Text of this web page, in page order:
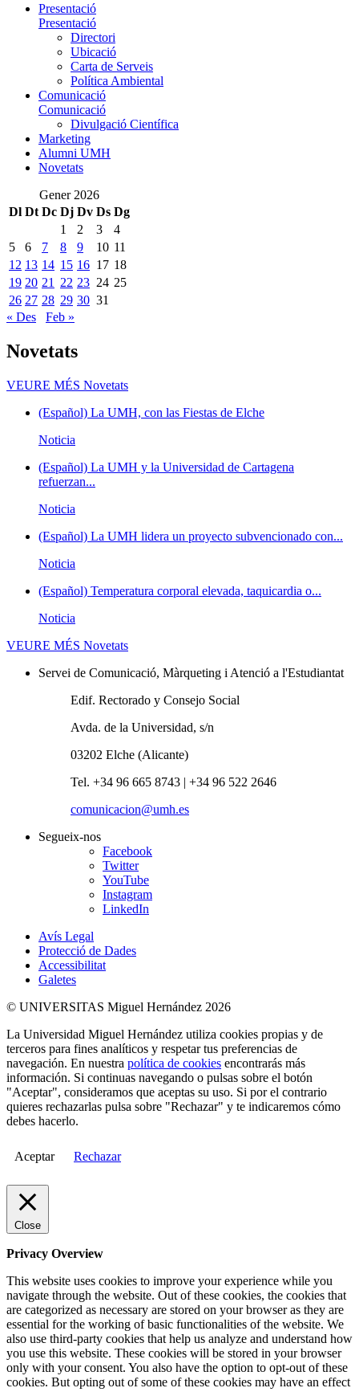
Presentació
Presentació
Directori
Ubicació
Carta de Serveis
Política Ambiental
Comunicació
Comunicació
Divulgació Científica
Marketing
Alumni UMH
Novetats
Gener 2026
Dl Dt Dc Dj Dv Ds Dg
1
2 3
4
5
6 7 8 9 10 11
12 13 14 15 16 17 18
19 20 21 22 23 24 25
26 27 28 29 30 31
« Des
Feb »
Novetats
VEURE MÉS Novetats
(Español) La UMH, con las Fiestas de Elche
Noticia
(Español) La UMH y la Universidad de Cartagena
refuerzan...
Noticia
(Español) La UMH lidera un proyecto subvencionado con...
Noticia
(Español) Temperatura corporal elevada, taquicardia o...
Noticia
VEURE MÉS Novetats
Servei de Comunicació, Màrqueting i Atenció a l'Estudiantat
Edif. Rectorado y Consejo Social
Avda. de la Universidad, s/n
03202 Elche (Alicante)
Tel. +34 96 665 8743 | +34 96 522 2646
comunicacion@umh.es
Segueix-nos
Facebook
Twitter
YouTube
Instagram
LinkedIn
Avís Legal
Protecció de Dades
Accessibilitat
Galetes
© UNIVERSITAS Miguel Hernández 2026
La Universidad Miguel Hernández utiliza cookies propias y de
terceros para fines analíticos y respetar tus preferencias de
navegación. En nuestra política de cookies encontrarás más
información. Si continuas navegando o pulsas sobre el botón
"Aceptar", consideramos que aceptas su uso. Si por el contrario
quieres rechazarlas pulsa sobre "Rechazar" y te indicaremos cómo
debes hacerlo.
Aceptar Rechazar
Close
Privacy Overview
This website uses cookies to improve your experience while you
navigate through the website. Out of these cookies, the cookies that
are categorized as necessary are stored on your browser as they are
essential for the working of basic functionalities of the website. We
also use third-party cookies that help us analyze and understand how
you use this website. These cookies will be stored in your browser
only with your consent. You also have the option to opt-out of these
cookies. But opting out of some of these cookies may have an effect